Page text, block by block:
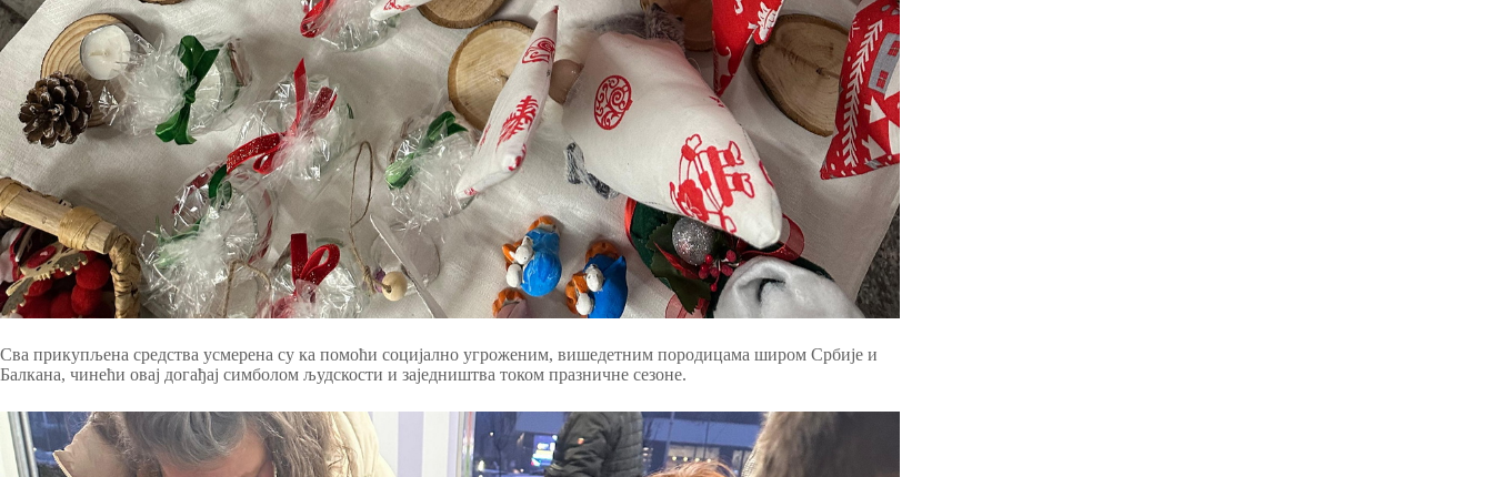
Сва прикупљена средства усмерена су ка помоћи социјално угроженим, вишедетним породицама широм Србије и
Балкана, чинећи овај догађај симболом људскости и заједништва током празничне сезоне.